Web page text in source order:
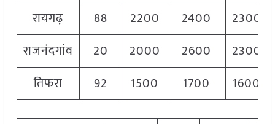
रायगढ़
88 2200 2400
2300
राजनंदगांव
20 2000 2600
2300
तिफरा
92 1500 1700 1600